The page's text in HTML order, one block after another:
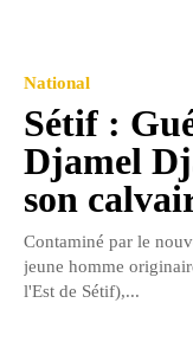
National
Sétif :
Djamel
son
Contaminé par le
jeune homme
l'Est de Sétif),...